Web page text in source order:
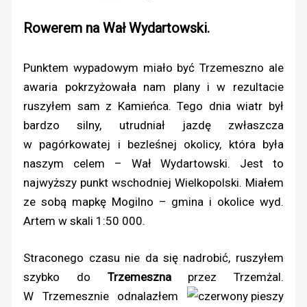
Rowerem na Wał Wydartowski.
Punktem wypadowym miało być Trzemeszno ale
awaria pokrzyżowała nam plany i w rezultacie
ruszyłem sam z Kamieńca. Tego dnia wiatr był
bardzo silny, utrudniał jazdę zwłaszcza
w pagórkowatej i bezleśnej okolicy, która była
naszym celem – Wał Wydartowski. Jest to
najwyższy punkt wschodniej Wielkopolski. Miałem
ze sobą mapkę Mogilno – gmina i okolice wyd.
Artem w skali 1:50 000.
Straconego czasu nie da się nadrobić, ruszyłem
szybko do Trzemeszna przez Trzemżal.
W Trzemesznie odnalazłem